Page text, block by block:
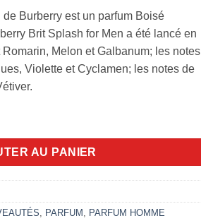
Burberry est un parfum Boisé
Brit Splash for Men a été lancé en
Melon et Galbanum; les notes
Violette et Cyclamen; les notes de
200ml edt
AU PANIER
, PARFUM , PARFUM HOMME